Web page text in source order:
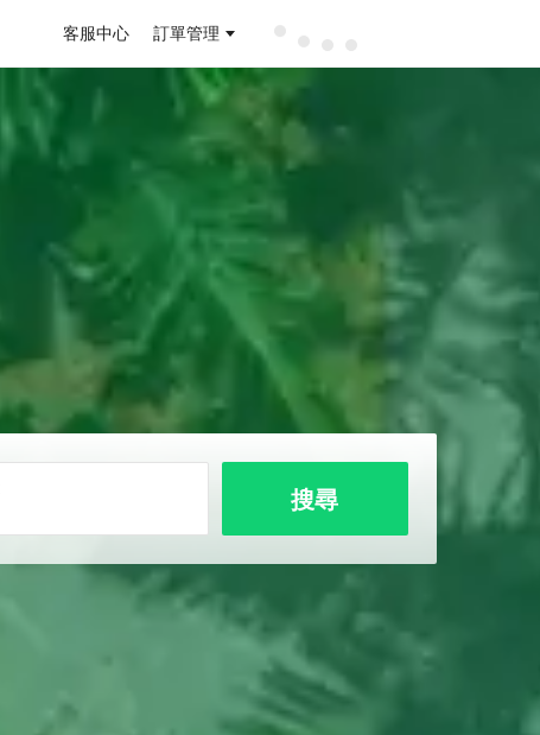
客服中心 訂單管理
搜尋